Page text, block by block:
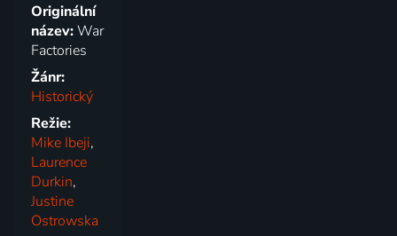
Originální
název:War
Factories
Žánr:
Historický
Režie:
Mike Ibeji,
Laurence
Durkin,
Justine
Ostrowska